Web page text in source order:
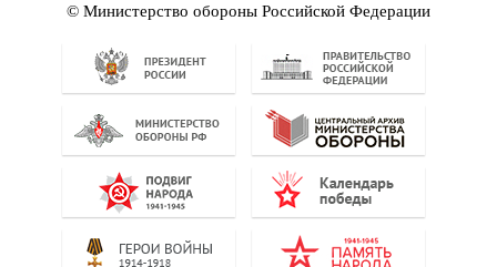
© Министерство обороны Российской Федерации